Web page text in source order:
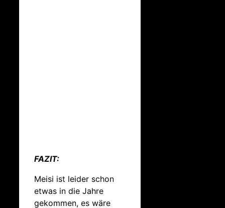
FAZIT:
Meisi ist leider schon
etwas in die Jahre
gekommen, es wäre